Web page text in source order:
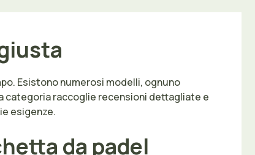
Esistono numerosi modelli, ognuno
categoria raccoglie recensioni dettagliate e
esigenze.
da padel